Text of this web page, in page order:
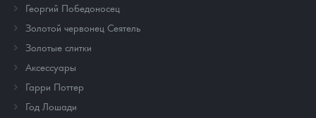
Георгий Победоносец
Золотой червонец Сеятель
Золотые слитки
Аксессуары
Гарри Поттер
Год Лошади